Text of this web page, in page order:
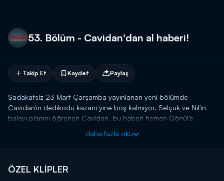
53. Bölüm - Cavidan'dan al haberi!
Takip Et Kaydet Paylaş
Sadakatsiz 23 Mart Çarşamba yayınlanan yeni bölümde
Cavidan'ın dedikodu kazanı yine boş kalmıyor. Selçuk ve Nil'in
balayı planını öğrenen Cavidan, bu haberi hemen Gönül'e
daha fazla oku
ÖZEL KLİPLER